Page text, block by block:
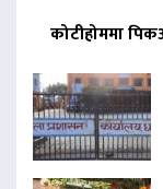
कोटीहोममा